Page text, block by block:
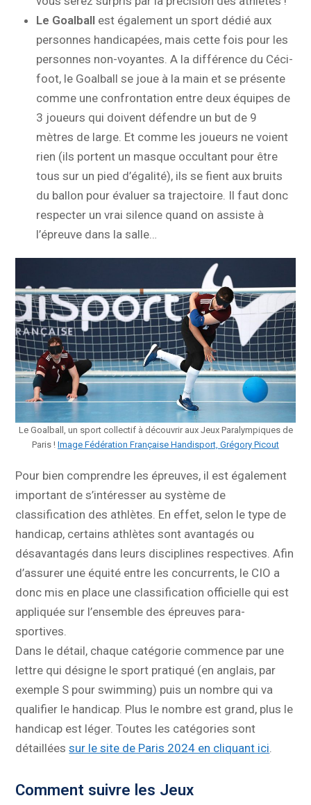
Le Goalball est également un sport dédié aux
personnes handicapées, mais cette fois pour les
personnes non-voyantes. A la différence du Céci-
foot, le Goalball se joue à la main et se présente
comme une confrontation entre deux équipes de
3 joueurs qui doivent défendre un but de 9
mètres de large. Et comme les joueurs ne voient
rien (ils portent un masque occultant pour être
tous sur un pied d’égalité), ils se fient aux bruits
du ballon pour évaluer sa trajectoire. Il faut donc
respecter un vrai silence quand on assiste à
l’épreuve dans la salle…
Le Goalball, un sport collectif à découvrir aux Jeux Paralympiques de
Paris ! Image Fédération Française Handisport, Grégory Picout
Pour bien comprendre les épreuves, il est également
important de s’intéresser au système de
classification des athlètes. En effet, selon le type de
handicap, certains athlètes sont avantagés ou
désavantagés dans leurs disciplines respectives. Afin
d’assurer une équité entre les concurrents, le CIO a
donc mis en place une classification officielle qui est
appliquée sur l’ensemble des épreuves para-
sportives.
Dans le détail, chaque catégorie commence par une
lettre qui désigne le sport pratiqué (en anglais, par
exemple S pour swimming) puis un nombre qui va
qualifier le handicap. Plus le nombre est grand, plus le
handicap est léger. Toutes les catégories sont
détailléessur le site de Paris 2024 en cliquant ici
Comment suivre les Jeux